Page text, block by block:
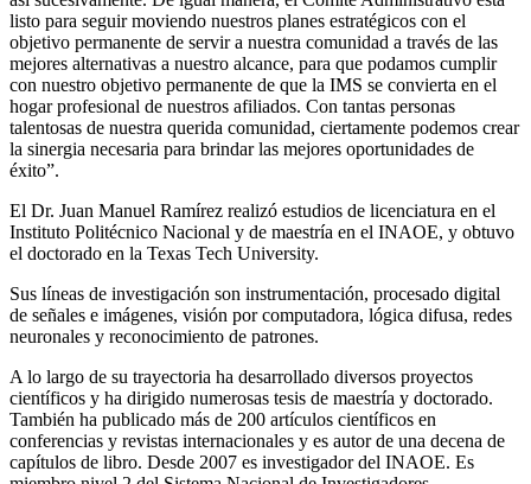
listo para seguir moviendo nuestros planes estratégicos con el
objetivo permanente de servir a nuestra comunidad a través de las
mejores alternativas a nuestro alcance, para que podamos cumplir
con nuestro objetivo permanente de que la IMS se convierta en el
hogar profesional de nuestros afiliados. Con tantas personas
talentosas de nuestra querida comunidad, ciertamente podemos crear
la sinergia necesaria para brindar las mejores oportunidades de
éxito”.
El Dr. Juan Manuel Ramírez realizó estudios de licenciatura en el
Instituto Politécnico Nacional y de maestría en el INAOE, y obtuvo
el doctorado en la Texas Tech University.
Sus líneas de investigación son instrumentación, procesado digital
de señales e imágenes, visión por computadora, lógica difusa, redes
neuronales y reconocimiento de patrones.
A lo largo de su trayectoria ha desarrollado diversos proyectos
científicos y ha dirigido numerosas tesis de maestría y doctorado.
También ha publicado más de 200 artículos científicos en
conferencias y revistas internacionales y es autor de una decena de
capítulos de libro. Desde 2007 es investigador del INAOE. Es